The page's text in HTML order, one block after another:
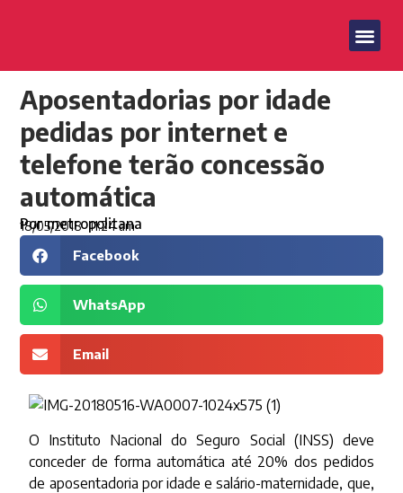
Aposentadorias por idade
pedidas por internet e
telefone terão concessão
automática
Pormetropolitana
18/05/2018 11:24 am
Facebook
WhatsApp
Email
O Instituto Nacional do Seguro Social (INSS) deve
conceder de forma automática até 20% dos pedidos
de aposentadoria por idade e salário-maternidade, que,